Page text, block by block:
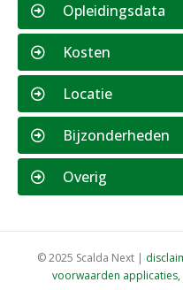
Opleidingsdata
Kosten
Locatie
Bijzonderheden
Overig
© 2025 Scalda Next |
voorwaarden